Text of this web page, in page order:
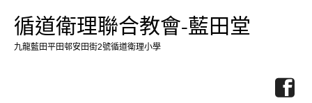
循道衛理聯合教會-藍田堂
九龍藍田平田邨安田街2號循道衛理小學